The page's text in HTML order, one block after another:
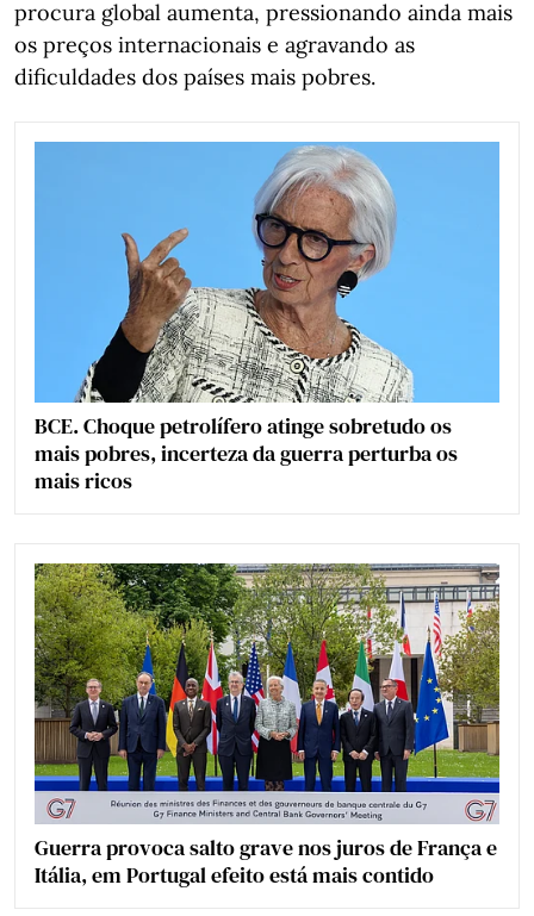
procura global aumenta, pressionando ainda mais
os preços internacionais e agravando as
dificuldades dos países mais pobres.
BCE. Choque petrolífero atinge sobretudo os
mais pobres, incerteza da guerra perturba os
mais ricos
Guerra provoca salto grave nos juros de França e
Itália, em Portugal efeito está mais contido